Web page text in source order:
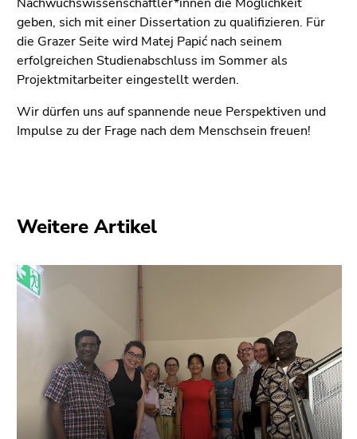
geben, sich mit einer Dissertation zu qualifizieren. Für
die Grazer Seite wird Matej Papić nach seinem
erfolgreichen Studienabschluss im Sommer als
Projektmitarbeiter eingestellt werden.
Wir dürfen uns auf spannende neue Perspektiven und
Impulse zu der Frage nach dem Menschsein freuen!
Weitere Artikel